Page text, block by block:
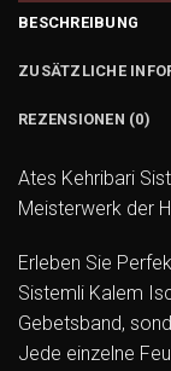
BESCHREIBUNG
ZUSÄTZLICHE
REZENSIONEN (0)
Ates Kehribari
Meisterwerk der
Erleben Sie
Sistemli Kalem
Gebetsband,
Jede einzelne